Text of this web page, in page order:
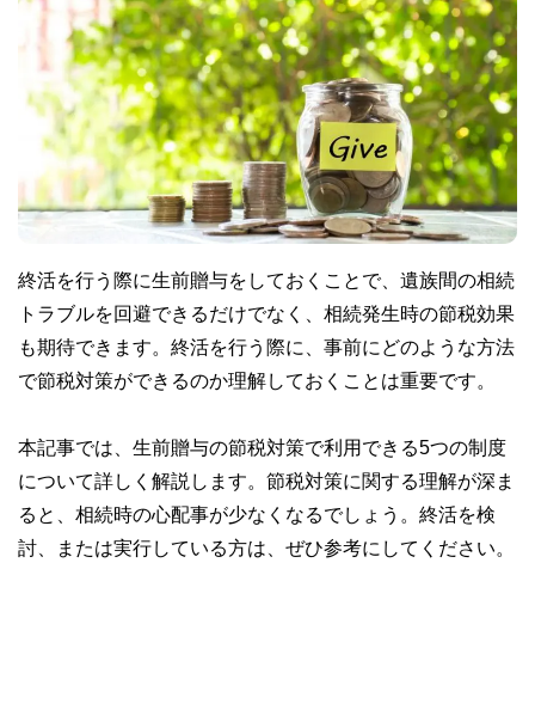
終活を行う際に生前贈与をしておくことで、遺族間の相続
トラブルを回避できるだけでなく、相続発生時の節税効果
も期待できます。終活を行う際に、事前にどのような方法
で節税対策ができるのか理解しておくことは重要です。
本記事では、生前贈与の節税対策で利用できる5つの制度
について詳しく解説します。節税対策に関する理解が深ま
ると、相続時の心配事が少なくなるでしょう。終活を検
討、または実行している方は、ぜひ参考にしてください。